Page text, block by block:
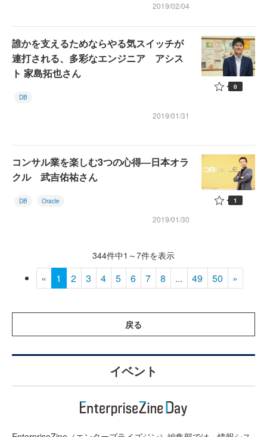
2019/02/04
誰かを支えるためならやる気スイッチが
連打される、多彩なエンジニア アシス
ト 家島拓也さん
DB
2019/01/31
0
コンサル業を楽しむ3つの心得―日本オラ
クル 武吉佑祐さん
DB Oracle
2019/01/30
1
344件中1～7件を表示
« 1 2 3 4 5 6 7 8 ... 49 50 »
戻る
イベント